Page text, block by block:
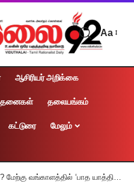
Aa
ஆசிரியர் அறிக்கை
தலையங்கம்
கட்டுரை மேலும்
யாத்திரை’ மேற்கொண்ட பக்தர்கள் 6 பேர் சாலை விபத்தில் மரணம்